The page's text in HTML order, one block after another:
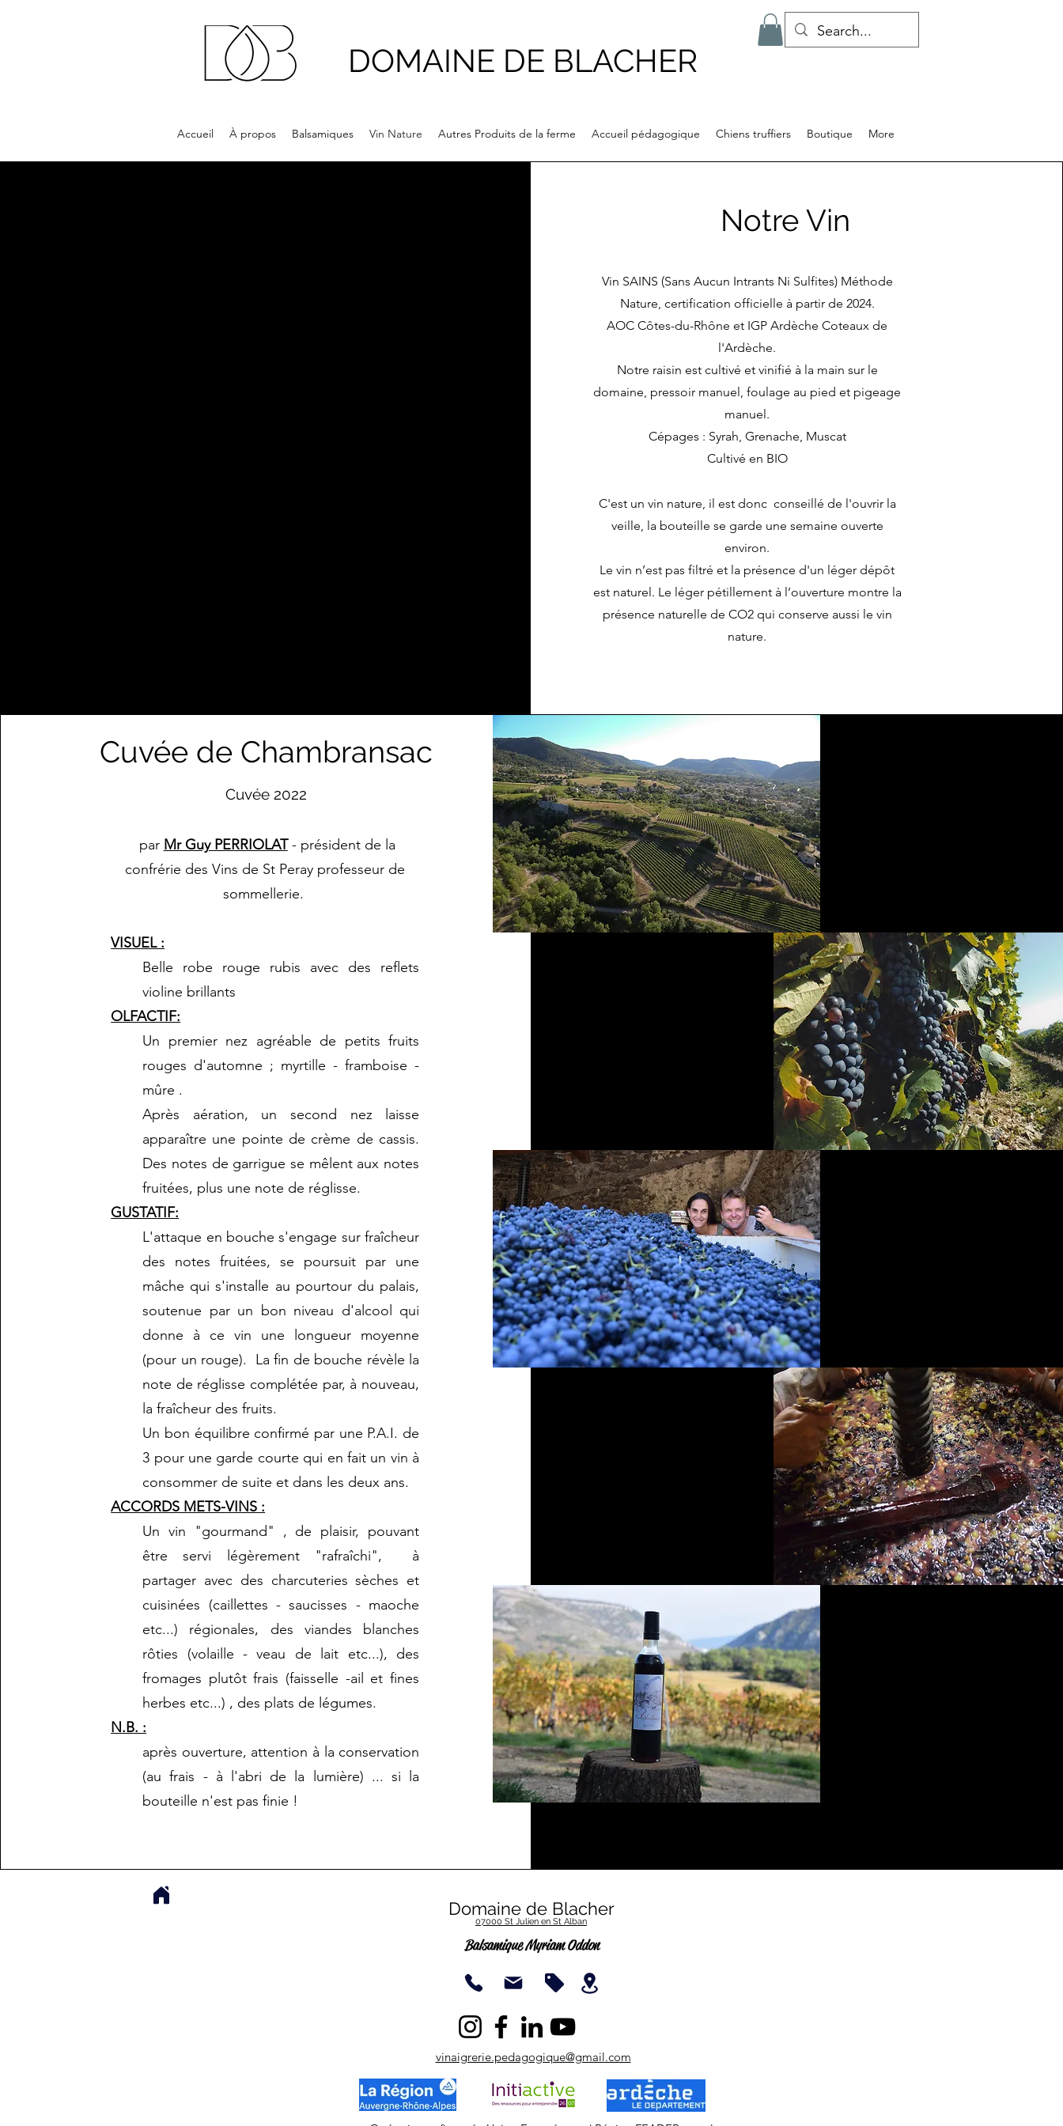
DOMAINE DE BLACHER
Accueil À propos Balsamiques Vin Nature Autres Produits de la ferme Accueil pédagogique Chiens truffiers Boutique More
Notre Vin
Vin SAINS (Sans Aucun Intrants Ni Sulfites) Méthode
Nature, certification officielle à partir de 2024.
AOC Côtes-du-Rhône et IGP Ardèche Coteaux de
l'Ardèche.
Notre raisin est cultivé et vinifié à la main sur le
domaine, pressoir manuel, foulage au pied et pigeage
manuel.
Cépages : Syrah, Grenache, Muscat
Cultivé en BIO
C'est un vin nature, il est donc conseillé de l'ouvrir la
veille, la bouteille se garde une semaine ouverte
environ.
Le vin n’est pas filtré et la présence d'un léger dépôt
est naturel. Le léger pétillement à l’ouverture montre la
présence naturelle de CO2 qui conserve aussi le vin
nature.
Cuvée de Chambransac
Cuvée 2022
par Mr Guy PERRIOLAT - président de la
confrérie des Vins de St Peray professeur de
sommellerie.
VISUEL :
Belle robe rouge rubis avec des reflets
violine brillants
OLFACTIF:
Un premier nez agréable de petits fruits
rouges d'automne ; myrtille - framboise -
mûre .
Après aération, un second nez laisse
apparaître une pointe de crème de cassis.
Des notes de garrigue se mêlent aux notes
fruitées, plus une note de réglisse.
GUSTATIF:
L'attaque en bouche s'engage sur fraîcheur
des notes fruitées, se poursuit par une
mâche qui s'installe au pourtour du palais,
soutenue par un bon niveau d'alcool qui
donne à ce vin une longueur moyenne
(pour un rouge). La fin de bouche révèle la
note de réglisse complétée par, à nouveau,
la fraîcheur des fruits.
Un bon équilibre confirmé par une P.A.I. de
3 pour une garde courte qui en fait un vin à
consommer de suite et dans les deux ans.
ACCORDS METS-VINS :
Un vin "gourmand" , de plaisir, pouvant
être servi légèrement "rafraîchi", à
partager avec des charcuteries sèches et
cuisinées (caillettes - saucisses - maoche
etc...) régionales, des viandes blanches
rôties (volaille - veau de lait etc...), des
fromages plutôt frais (faisselle -ail et fines
herbes etc...) , des plats de légumes.
N.B. :
après ouverture, attention à la conservation
(au frais - à l'abri de la lumière) ... si la
bouteille n'est pas finie !
Domaine de Blacher
07000 St Julien en St Alban
Balsamique Myriam Oddon
vinaigrerie.pedagogique@gmail.com